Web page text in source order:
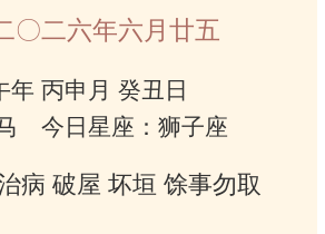
〇二六年六月廿五
年 丙申月 癸丑日
今日星座：狮子座
病 破屋 坏垣 馀事勿取